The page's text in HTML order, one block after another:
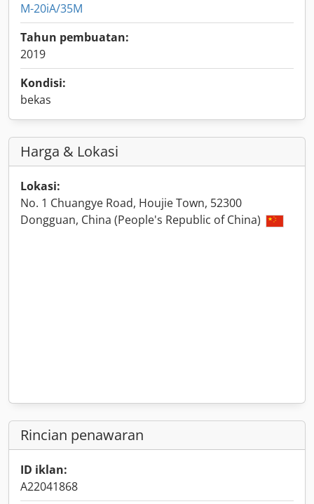
M-20iA/35M
Tahun pembuatan:
2019
Kondisi:
bekas
Harga & Lokasi
Lokasi:
No. 1 Chuangye Road, Houjie Town, 52300
Dongguan, China (People's Republic of China)
Rincian penawaran
ID iklan:
A22041868